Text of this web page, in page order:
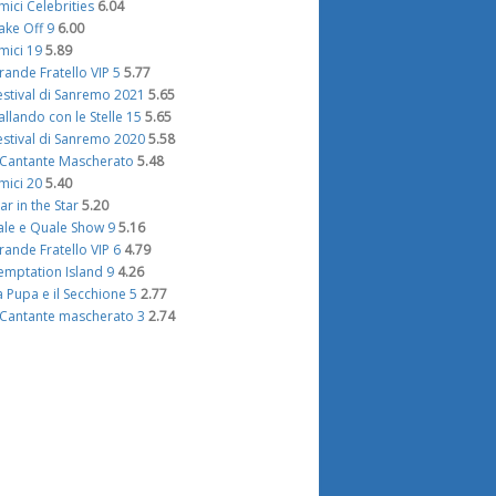
Celebrities 6.04
Off 9 6.00
19 5.89
Fratello VIP 5 5.77
di Sanremo 2021 5.65
con le Stelle 15 5.65
di Sanremo 2020 5.58
Mascherato 5.48
20 5.40
in the Star 5.20
e Quale Show 9 5.16
Fratello VIP 6 4.79
Island 9 4.26
Pupa e il Secchione 5 2.77
mascherato 3 2.74